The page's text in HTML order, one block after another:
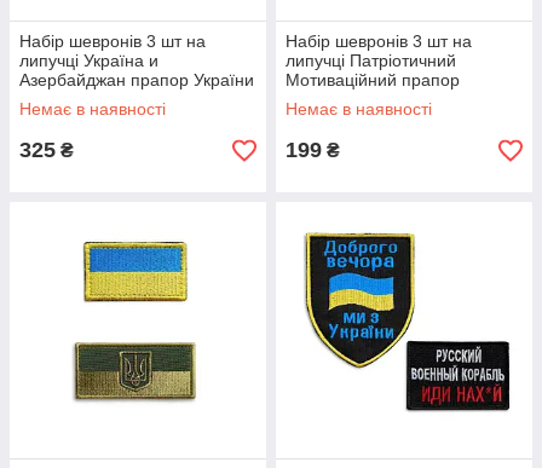
Набір шевронів 3 шт на
липучці Україна и
Азербайджан прапор України
Азербайджану та УПА
вишитий патч нашивка
Немає в наявності
325 ₴
Набір шевронів 3 шт на
липучці Патріотичний
Мотиваційний прапор
України вишитий патч
нашивка
Немає в наявності
199 ₴